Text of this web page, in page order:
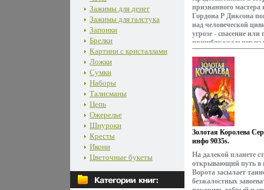
Зажимы для денег
Зажимы для галстука
Запонки
Брелки
Картини с кристаллами
Ложки
Сумки
Наборы
Талисманы
Цепь
Ожерелье
Шнуроки
Кресты
Икони
Цветочные букеты
1775s.
признанного
Гордона Р Диксона
над человеческой
угрозе - спасение или
пришбякожельцев из
людей Автор Гордон
Dickson Родился в
лет вместе с
университете штата
получил степень
наук В 1948-1950 гг
того же университета
профессиональный .
Золотая Королева
инфо 9035s.
На далекой планете
открывающий путь в
Ворота засылает
безжалостных